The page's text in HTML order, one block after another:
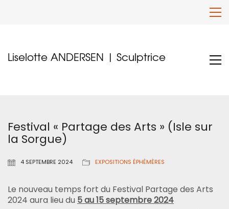
Liselotte ANDERSEN | Sculptrice
Festival « Partage des Arts » (Isle sur
la Sorgue)
4 SEPTEMBRE 2024 EXPOSITIONS ÉPHÉMÈRES
Le nouveau temps fort du Festival Partage des Arts
2024 aura lieu du 5 au 15 septembre 2024